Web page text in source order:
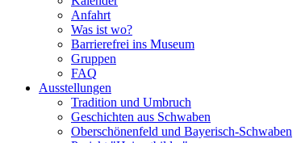
Anfahrt
Was ist wo?
Barrierefrei ins Museum
Gruppen
FAQ
Ausstellungen
Tradition und Umbruch
Geschichten aus Schwaben
Oberschönenfeld und Bayerisch-Schwaben